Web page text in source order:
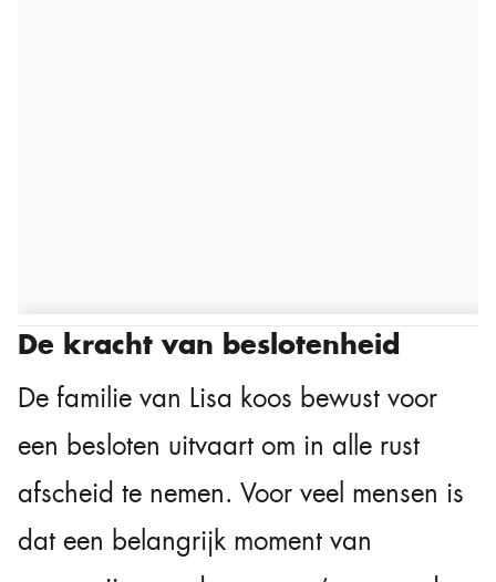
De kracht van beslotenheid
De familie van Lisa koos bewust voor
een besloten uitvaart om in alle rust
afscheid te nemen. Voor veel mensen is
dat een belangrijk moment van